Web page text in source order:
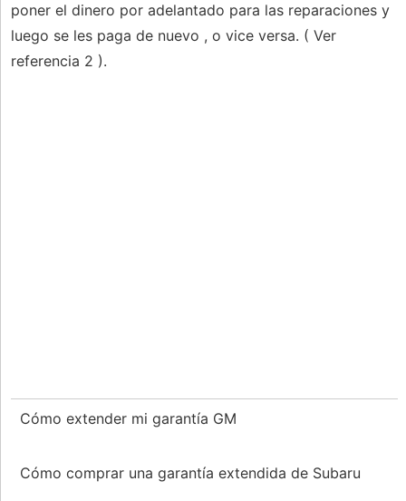
poner el dinero por adelantado para las reparaciones y
luego se les paga de nuevo , o vice versa. ( Ver
referencia 2 ).
Cómo extender mi garantía GM
Cómo comprar una garantía extendida de Subaru